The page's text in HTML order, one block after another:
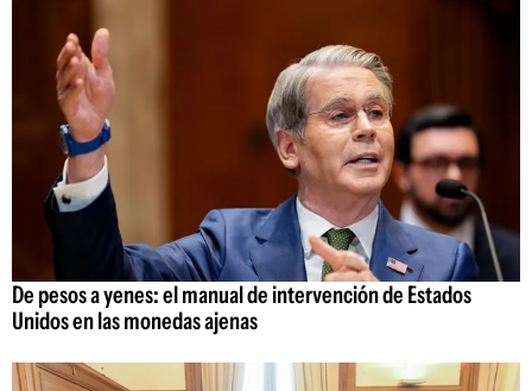
De pesos a yenes: el manual de intervención de Estados
Unidos en las monedas ajenas